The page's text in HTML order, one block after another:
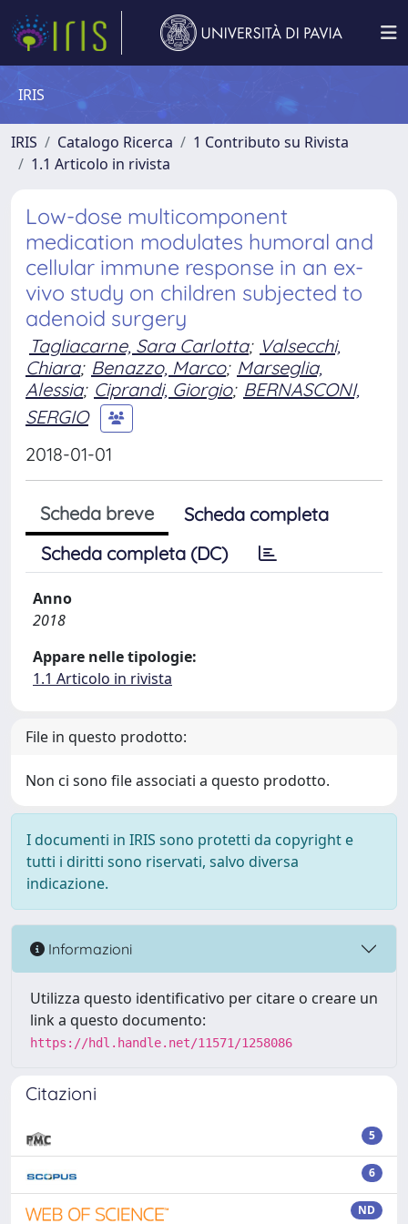
IRIS
IRIS Catalogo Ricerca
1 Contributo su Rivista
1.1 Articolo in rivista
Low-dose multicomponent
medication modulates humoral and
cellular immune response in an ex-
vivo study on children subjected to
adenoid surgery
Tagliacarne, Sara Carlotta; Valsecchi,
Chiara; Benazzo, Marco; Marseglia,
Alessia; Ciprandi, Giorgio; BERNASCONI,
SERGIO
2018-01-01
Scheda breve
Scheda completa
Scheda completa (DC)
Anno
2018
Appare nelle tipologie:
1.1 Articolo in rivista
File in questo prodotto:
Non ci sono file associati a questo prodotto.
I documenti in IRIS sono protetti da copyright e
tutti i diritti sono riservati, salvo diversa
indicazione.
Informazioni
Utilizza questo identificativo per citare o creare un
link a questo documento:
https://hdl.handle.net/11571/1258086
Citazioni
5
6
ND